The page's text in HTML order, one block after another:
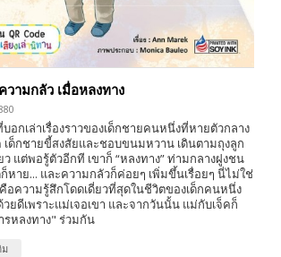
ามกลัว เมื่อหลงทาง
กเล่าเรื่องราวของเด็กชายคนหนึ่งที่หายตัวกลาง
เด็กชายขี้สงสัยและชอบขนมหวาน เดินตามถุงลูก
ว แต่พอรู้ตัวอีกที เขาก็ “หลงทาง” ท่ามกลางฝูงชน
หาย... และความกลัวก็ค่อยๆ เพิ่มขึ้นเรื่อยๆ นี่ไม่ใช่
ความรู้สึกโดดเดี่ยวที่สุดในชีวิตของเด็กคนหนึ่ง
ยดีเพราะแม่เจอเขา และจากวันนั้น แม่กับเจ็คก็
รหลงทาง" ร่วมกัน
ม